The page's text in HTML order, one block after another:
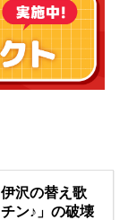
沢の替え歌
ン♪」の破壊